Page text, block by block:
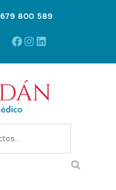
679 800 589
Facebook
Instagram
LinkedIn